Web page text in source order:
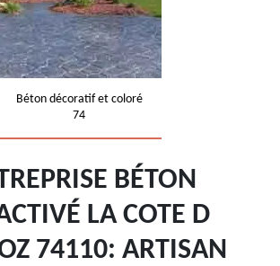
Béton décoratif et coloré
74
BÉTON
LA COTE D
74110: ARTISAN